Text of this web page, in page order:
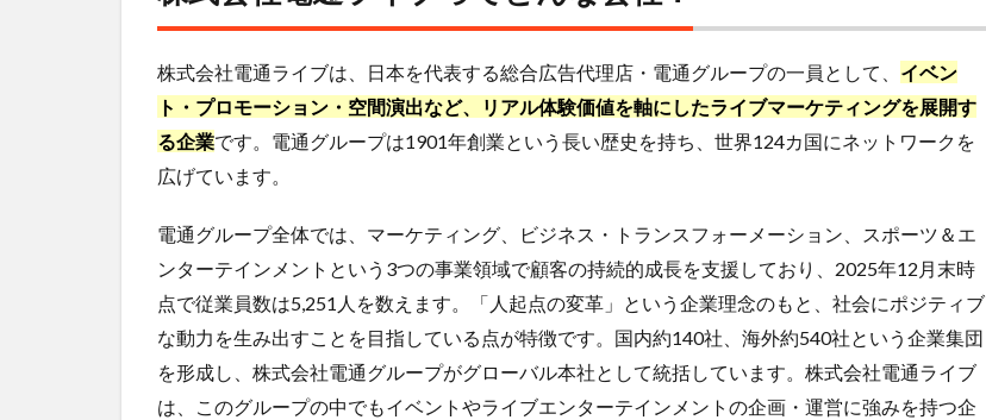
てど
会
社？
2
式
会
社
電
通
イ
ブ
株式会社電通ライブは、日本を代表する総合広告代理店・電通グループの一員として、 イベン
ト・プロモーション・空間演出など、リアル体験価値を軸にしたライブマーケティングを展開す
る企業です。電通グループは1901年創業という長い歴史を持ち、世界124カ国にネットワークを
広げています。
電通グループ全体では、マーケティング、ビジネス・トランスフォーメーション、スポーツ＆エ
ンターテインメントという3つの事業領域で顧客の持続的成長を支援しており、2025年12月末時
点で従業員数は5,251人を数えます。「人起点の変革」という企業理念のもと、社会にポジティブ
な動力を生み出すことを目指している点が特徴です。国内約140社、海外約540社という企業集団
を形成し、株式会社電通グループがグローバル本社として統括しています。株式会社電通ライブ
は、このグループの中でもイベントやライブエンターテインメントの企画・運営に強みを持つ企